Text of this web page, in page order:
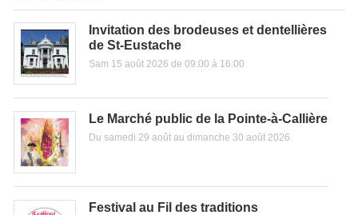
Invitation des brodeuses et dentellières
de St-Eustache
Sam 15 août 2026 de 09:00 à 16:00
Le Marché public de la Pointe-à-Callière
Du samedi 29 août au dimanche 30 août 2026
Festival au Fil des traditions